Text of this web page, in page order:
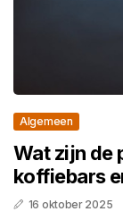
Algemeen
Wat zijn de
koffiebars
16 oktober 2025